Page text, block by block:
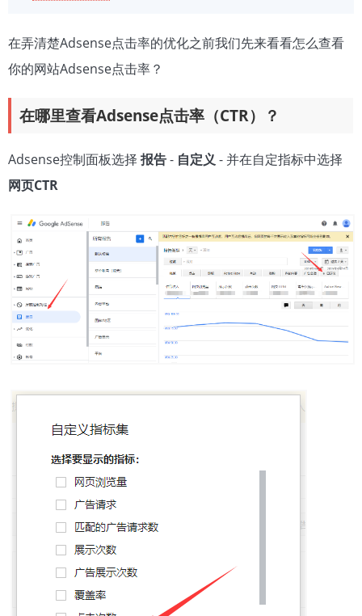
在弄清楚Adsense点击率的优化之前我们先来看看怎么查看
你的网站Adsense点击率？
在哪里查看Adsense点击率（CTR）？
Adsense控制面板选择 报告- 自定义 - 并在自定指标中选择
网页CTR